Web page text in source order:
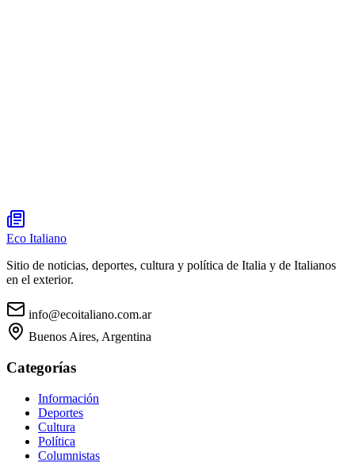
Eco Italiano
Sitio de noticias, deportes, cultura y política de Italia y de Italianos
en el exterior.
info@ecoitaliano.com.ar
Buenos Aires, Argentina
Categorías
Información
Deportes
Cultura
Política
Columnistas